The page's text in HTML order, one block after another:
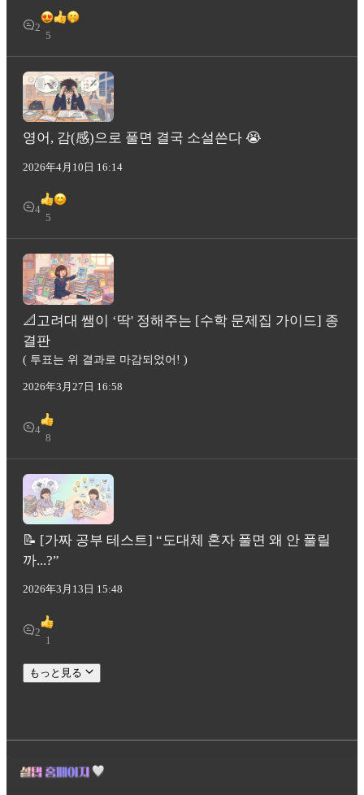
2
5
영어, 감(感)으로 풀면 결국 소설쓴다 😭
2026年4月10日 16:14
4
5
📐고려대 쌤이 ‘딱' 정해주는 [수학 문제집 가이드] 종
결판
( 투표는 위 결과로 마감되었어! )
2026年3月27日 16:58
4
8
📝 [가짜 공부 테스트] “도대체 혼자 풀면 왜 안 풀릴
까...?”
2026年3月13日 15:48
2
1
もっと見る